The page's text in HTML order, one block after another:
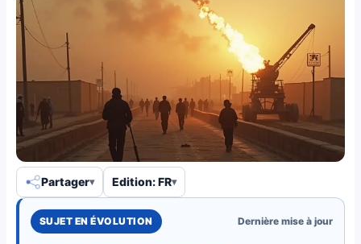
Partager Edition: FR
SUJET EN ÉVOLUTION Dernière mise à jour